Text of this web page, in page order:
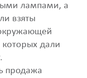
лампами, а
взяты
которых дали
продажа